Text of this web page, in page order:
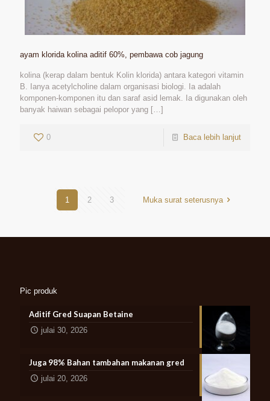
ayam klorida kolina aditif 60%, pembawa cob jagung
kolina (kerap dalam bentuk Kolin klorida) antara kategori vitamin
B. Ianya acetylcholine dalam organisasi biologi. Ia adalah
komponen-komponen itu dan saraf asid lemak. Ia digunakan oleh
banyak haiwan sebagai pelopor yang […]
0 Baca lebih lanjut
1 2 3 Muka surat seterusnya
Pic produk
Aditif Gred Suapan Betaine
julai 30, 2026
Juga 98% Bahan tambahan makanan gred
julai 20, 2026